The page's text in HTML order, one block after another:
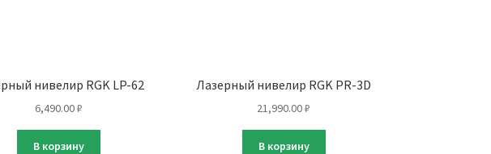
нивелир RGK LP-62
6,490.00₽
В корзину
Лазерный нивелир RGK PR-3D
21,990.00₽
В корзину